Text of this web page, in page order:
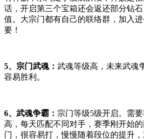
话，开启第三个宝箱还会返还部分钻
值。大宗门都有自己的联络群，加入
要！
5、宗门武魂： 武魂等级高，未来武魂
容易胜利。
6、武魂争霸： 宗门等级5级开启。需
高，每天匹配不同对手，赛季刚开始
门，很容易打，慢慢随着段位的提升